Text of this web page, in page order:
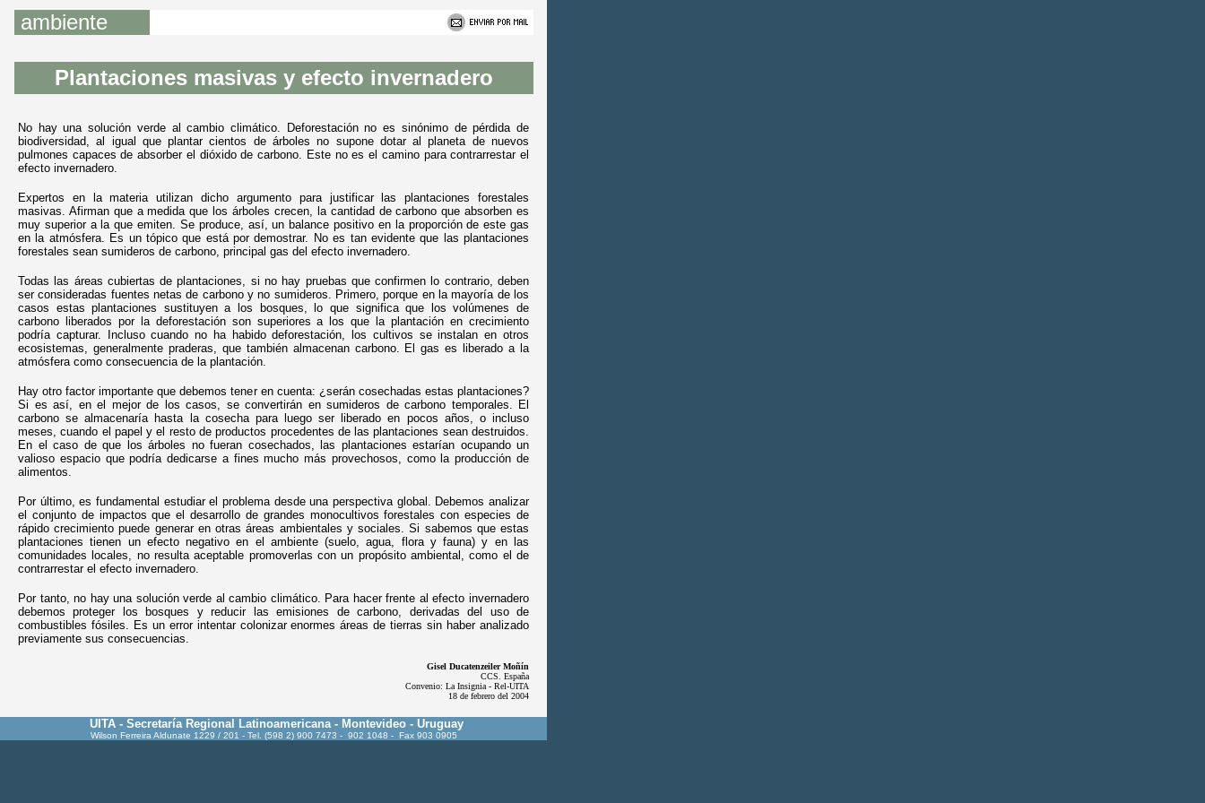
ambiente
Plantaciones masivas y efecto invernadero
No hay una solución verde al cambio climático. Deforestación no es sinónimo de pérdida de
biodiversidad, al igual que plantar cientos de árboles no supone dotar al planeta de nuevos
pulmones capaces de absorber el dióxido de carbono. Este no es el camino para contrarrestar el
efecto invernadero.
Expertos en la materia utilizan dicho argumento para justificar las plantaciones forestales
masivas. Afirman que a medida que los árboles crecen, la cantidad de carbono que absorben es
muy superior a la que emiten. Se produce, así, un balance positivo en la proporción de este gas
en la atmósfera. Es un tópico que está por demostrar. No es tan evidente que las plantaciones
forestales sean sumideros de carbono, principal gas del efecto invernadero.
Todas las áreas cubiertas de plantaciones, si no hay pruebas que confirmen lo contrario, deben
ser consideradas fuentes netas de carbono y no sumideros. Primero, porque en la mayoría de los
casos estas plantaciones sustituyen a los bosques, lo que significa que los volúmenes de
carbono liberados por la deforestación son superiores a los que la plantación en crecimiento
podría capturar. Incluso cuando no ha habido deforestación, los cultivos se instalan en otros
ecosistemas, generalmente praderas, que también almacenan carbono. El gas es liberado a la
atmósfera como consecuencia de la plantación.
Hay otro factor importante que debemos tener en cuenta: ¿serán cosechadas estas plantaciones?
Si es así, en el mejor de los casos, se convertirán en sumideros de carbono temporales. El
carbono se almacenaría hasta la cosecha para luego ser liberado en pocos años, o incluso
meses, cuando el papel y el resto de productos procedentes de las plantaciones sean destruidos.
En el caso de que los árboles no fueran cosechados, las plantaciones estarían ocupando un
valioso espacio que podría dedicarse a fines mucho más provechosos, como la producción de
alimentos.
Por último, es fundamental estudiar el problema desde una perspectiva global. Debemos analizar
el conjunto de impactos que el desarrollo de grandes monocultivos forestales con especies de
rápido crecimiento puede generar en otras áreas ambientales y sociales. Si sabemos que estas
plantaciones tienen un efecto negativo en el ambiente (suelo, agua, flora y fauna) y en las
comunidades locales, no resulta aceptable promoverlas con un propósito ambiental, como el de
contrarrestar el efecto invernadero.
Por tanto, no hay una solución verde al cambio climático. Para hacer frente al efecto invernadero
debemos proteger los bosques y reducir las emisiones de carbono, derivadas del uso de
combustibles fósiles. Es un error intentar colonizar enormes áreas de tierras sin haber analizado
previamente sus consecuencias.
Gisel Ducatenzeiler Moñín
CCS. España
Convenio: La Insignia - Rel-UITA
18 de febrero del 2004
UITA - Secretaría Regional Latinoamericana - Montevideo - Uruguay
Wilson Ferreira Aldunate 1229 / 201 - Tel. (598 2) 900 7473 - 902 1048 - Fax 903 0905